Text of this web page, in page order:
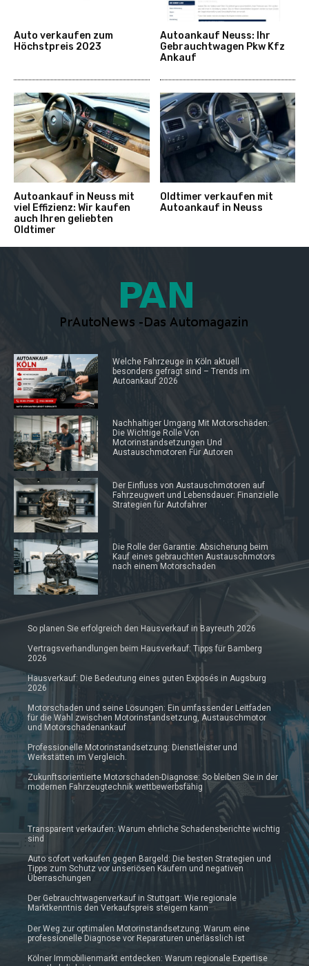
Auto verkaufen zum
Höchstpreis 2023
Autoankauf Neuss: Ihr
Gebrauchtwagen Pkw Kfz
Ankauf
Autoankauf in Neuss mit
viel Effizienz: Wir kaufen
auch Ihren geliebten
Oldtimer
Oldtimer verkaufen mit
Autoankauf in Neuss
Welche Fahrzeuge in Köln aktuell
besonders gefragt sind – Trends im
Autoankauf 2026
Nachhaltiger Umgang Mit Motorschäden:
Die Wichtige Rolle Von
Motorinstandsetzungen Und
Austauschmotoren Für Autoren
Der Einfluss von Austauschmotoren auf
Fahrzeugwert und Lebensdauer: Finanzielle
Strategien für Autofahrer
Die Rolle der Garantie: Absicherung beim
Kauf eines gebrauchten Austauschmotors
nach einem Motorschaden
So planen Sie erfolgreich den Hausverkauf in Bayreuth 2026
Vertragsverhandlungen beim Hausverkauf: Tipps für Bamberg
2026
Hausverkauf: Die Bedeutung eines guten Exposés in Augsburg
2026
Motorschaden und seine Lösungen: Ein umfassender Leitfaden
für die Wahl zwischen Motorinstandsetzung, Austauschmotor
und Motorschadenankauf
Professionelle Motorinstandsetzung: Dienstleister und
Werkstätten im Vergleich.
Zukunftsorientierte Motorschaden-Diagnose: So bleiben Sie in der
modernen Fahrzeugtechnik wettbewerbsfähig
Transparent verkaufen: Warum ehrliche Schadensberichte wichtig
sind
Auto sofort verkaufen gegen Bargeld: Die besten Strategien und
Tipps zum Schutz vor unseriösen Käufern und negativen
Überraschungen
Der Gebrauchtwagenverkauf in Stuttgart: Wie regionale
Marktkenntnis den Verkaufspreis steigern kann
Der Weg zur optimalen Motorinstandsetzung: Warum eine
professionelle Diagnose vor Reparaturen unerlässlich ist
Kölner Immobilienmarkt entdecken: Warum regionale Expertise